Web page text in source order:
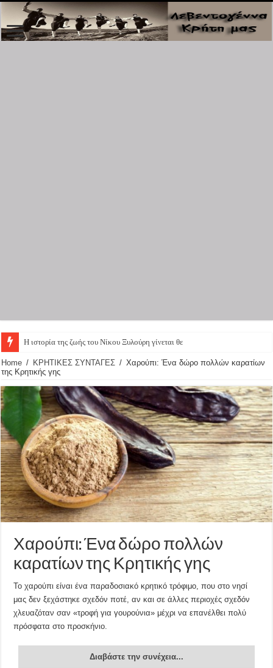
Η ιστορία της ζωής του Νίκου Ξυλούρη γίνεται θεατρική παρ
Home / ΚΡΗΤΙΚΕΣ ΣΥΝΤΑΓΕΣ / Χαρούπι: Ένα δώρο πολλών καρατίων
της Κρητικής γης
Χαρούπι: Ένα δώρο πολλών
καρατίων της Κρητικής γης
Το χαρούπι είναι ένα παραδοσιακό κρητικό τρόφιμο, που στο νησί
μας δεν ξεχάστηκε σχεδόν ποτέ, αν και σε άλλες περιοχές σχεδόν
χλευαζόταν σαν «τροφή για γουρούνια» μέχρι να επανέλθει πολύ
πρόσφατα στο προσκήνιο.
Διαβάστε την συνέχεια...